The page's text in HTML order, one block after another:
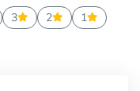
3 2 1